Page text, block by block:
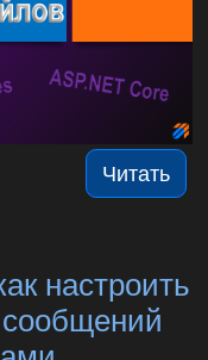
Читать
настроить